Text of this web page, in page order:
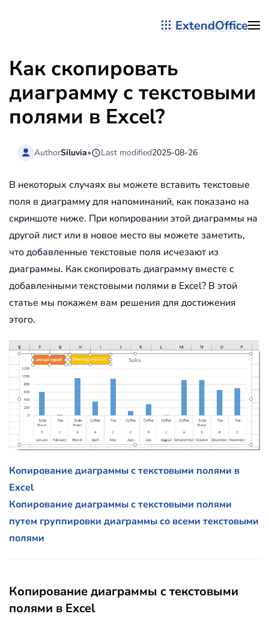
ExtendOffice
Как скопировать
диаграмму с текстовыми
полями в Excel?
AuthorSiluvia• Last modified2025-08-26
В некоторых случаях вы можете вставить текстовые
поля в диаграмму для напоминаний, как показано на
скриншоте ниже. При копировании этой диаграммы на
другой лист или в новое место вы можете заметить,
что добавленные текстовые поля исчезают из
диаграммы. Как скопировать диаграмму вместе с
добавленными текстовыми полями в Excel? В этой
статье мы покажем вам решения для достижения
этого.
Копирование диаграммы с текстовыми полями в
Excel
Копирование диаграммы с текстовыми полями
путем группировки диаграммы со всеми текстовыми
полями
Копирование диаграммы с текстовыми
полями в Excel